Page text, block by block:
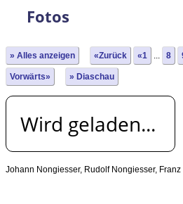
Fotos
» Alles anzeigen «Zurück «1 ... 8
Vorwärts» » Diaschau
Wird geladen...
Johann Nongiesser, Rudolf Nongiesser,